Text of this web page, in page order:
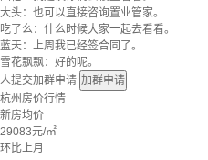
大头：也可以直接咨询置业管家。
吃了么：什么时候大家一起去看看。
蓝天：上周我已经签合同了。
雪花飘飘：好的呢。
人提交加群申请 加群申请
杭州房价行情
新房均价
29083元/㎡
环比上月